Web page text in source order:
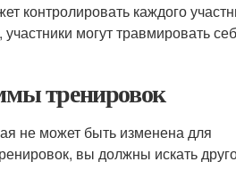
контролировать каждого
могут травмировать
тренировок
не может быть изменена для
вы должны искать